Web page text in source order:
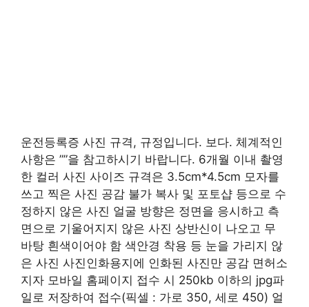
운전등록증 사진 규격, 규정입니다. 보다. 체계적인
사항은 ””을 참고하시기 바랍니다. 6개월 이내 촬영
한 컬러 사진 사이즈 규격은 3.5cm*4.5cm 모자를
쓰고 찍은 사진 공감 불가 복사 및 포토샵 등으로 수
정하지 않은 사진 얼굴 방향은 정면을 응시하고 측
면으로 기울어지지 않은 사진 상반신이 나오고 무
바탕 흰색이어야 함 색안경 착용 등 눈을 가리지 않
은 사진 사진인화용지에 인화된 사진만 공감 면허소
지자 모바일 홈페이지 접수 시 250kb 이하의 jpg파
일로 저장하여 접수(픽셀 : 가로 350, 세로 450) 얼